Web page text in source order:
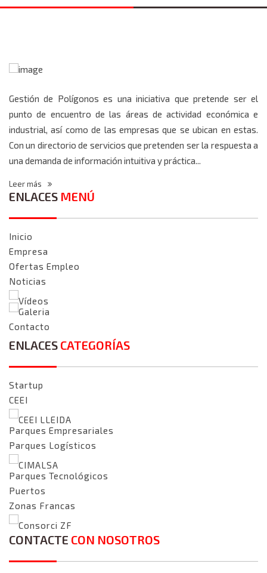
Gestión de Polígonos es una iniciativa que pretende ser el
punto de encuentro de las áreas de actividad económica e
industrial, así como de las empresas que se ubican en estas.
Con un directorio de servicios que pretenden ser la respuesta a
una demanda de información intuitiva y práctica...
Leer más
ENLACES MENÚ
Inicio
Empresa
Ofertas Empleo
Noticias
Vídeos
Galeria
Contacto
ENLACES CATEGORÍAS
Startup
CEEI
CEEI LLEIDA
Parques Empresariales
Parques Logísticos
CIMALSA
Parques Tecnológicos
Puertos
Zonas Francas
Consorci ZF
CONTACTE CON NOSOTROS